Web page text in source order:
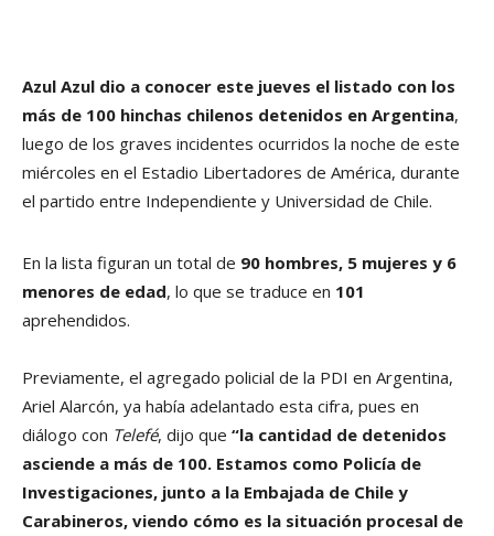
Azul Azul dio a conocer este jueves el listado con los
más de 100 hinchas chilenos detenidos en Argentina,
luego de los graves incidentes ocurridos la noche de este
miércoles en el Estadio Libertadores de América, durante
el partido entre Independiente y Universidad de Chile.
En la lista figuran un total de 90 hombres, 5 mujeres y 6
menores de edad, lo que se traduce en 101
aprehendidos.
Previamente, el agregado policial de la PDI en Argentina,
Ariel Alarcón, ya había adelantado esta cifra, pues en
diálogo con Telefé, dijo que “la cantidad de detenidos
asciende a más de 100. Estamos como Policía de
Investigaciones, junto a la Embajada de Chile y
Carabineros, viendo cómo es la situación procesal de